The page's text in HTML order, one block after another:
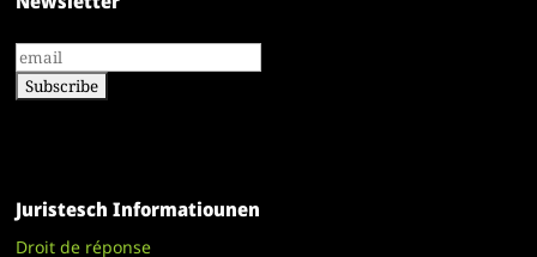
Juristesch Informatiounen
Droit de réponse